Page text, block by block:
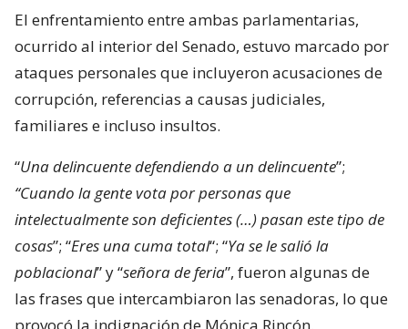
El enfrentamiento entre ambas parlamentarias,
ocurrido al interior del Senado, estuvo marcado por
ataques personales que incluyeron acusaciones de
corrupción, referencias a causas judiciales,
familiares e incluso insultos.
“Una delincuente defendiendo a un delincuente”;
“Cuando la gente vota por personas que
intelectualmente son deficientes (…) pasan este tipo de
cosas”; “Eres una cuma total“; “Ya se le salió la
poblacional” y “señora de feria”, fueron algunas de
las frases que intercambiaron las senadoras, lo que